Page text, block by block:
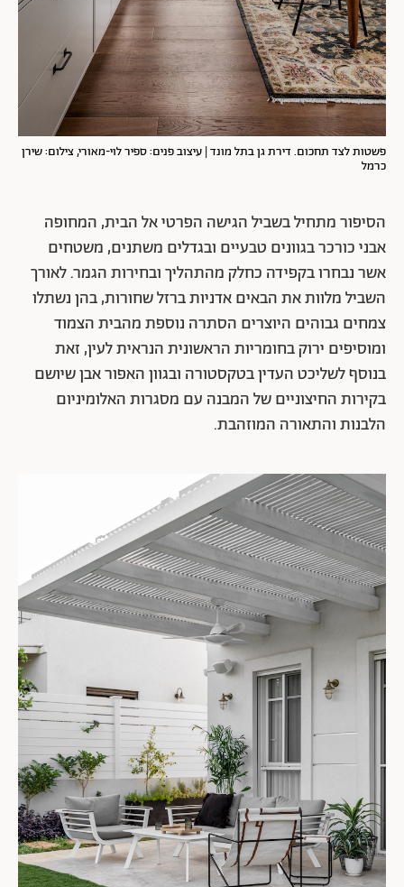
פשטות לצד תחכום. דירת גן בתל מונד | עיצוב פנים: ספיר לוי-מאורי, צילום: שירן
כרמל
הסיפור מתחיל בשביל הגישה הפרטי אל הבית, המחופה
אבני כורכר בגוונים טבעיים ובגדלים משתנים, משטחים
אשר נבחרו בקפידה כחלק מהתהליך ובחירות הגמר. לאורך
השביל מלוות את הבאים אדניות ברזל שחורות, בהן נשתלו
צמחים גבוהים היוצרים הסתרה נוספת מהבית הצמוד
ומוסיפים ירוק בחומריות הראשונית הנראית לעין, זאת
בנוסף לשליכט העדין בטקסטורה ובגוון האפור אבן שיושם
בקירות החיצוניים של המבנה עם מסגרות האלומיניום
הלבנות והתאורה המוזהבת.